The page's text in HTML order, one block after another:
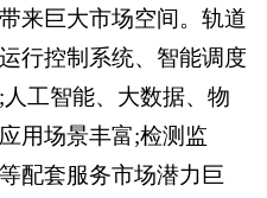
来巨大市场空间。轨道
行控制系统、智能调度
工智能、大数据、物
用场景丰富;检测监
配套服务市场潜力巨